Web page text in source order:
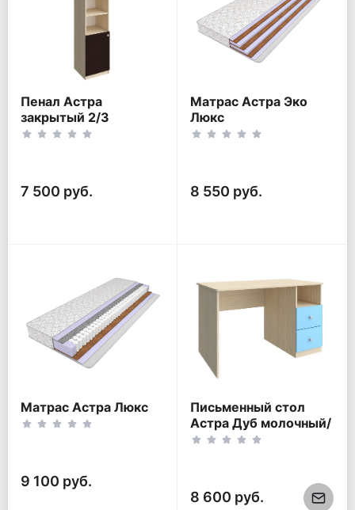
Пенал Астра
закрытый 2/3
7 500 руб.
Матрас Астра Эко
Люкс
8 550 руб.
Матрас Астра Люкс
9 100 руб.
Письменный стол
Астра Дуб молочный/
Голубой
8 600 руб.